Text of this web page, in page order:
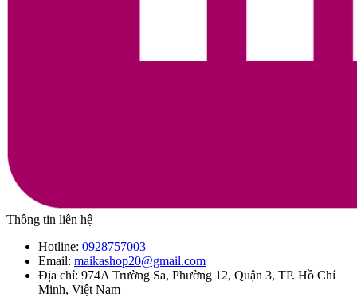
Thông tin liên hệ
Hotline: 0928757003
Email: maikashop20@gmail.com
Địa chỉ: 974A Trường Sa, Phường 12, Quận 3, TP. Hồ Chí
Minh, Việt Nam